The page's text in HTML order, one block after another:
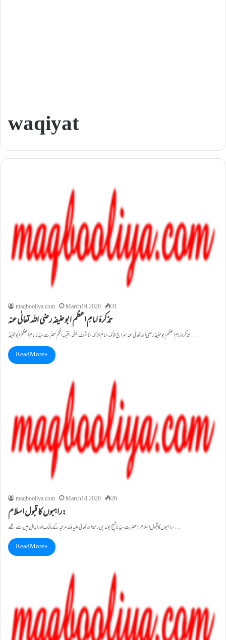
waqiyat
maqbooliya.com March 19, 2020 31
تذکرۂ امامِ اعظم ابوحنیفہ رضی اللہ تعالٰی عنہ
تذکرۂ امامِ اعظم ابوحنیفہ رضی اللہ تعالٰی عنہ سِرَاجُ الأُمَّہ، اِمَامُ الأَئِمَّہ،کَاشِفُ الغُمَّہ، فقیہہِ اَفْخَمْ حَضْرَتِ سَیِّدُنَا اِمَامِ اَعْظَمْ اَبُوْحَنِیْفَہ…
Read More »
maqbooliya.com March 18, 2020 26
راہبوں کا قبول اسلام:
راہبوں کا قبول اسلام: حضرتِ سیِّدُنا شیخ ابومدین رحمۃاللہ تعالیٰ علیہ بلند مرتبہ کے مالک اور ابدال میں سے تھے،…
Read More »